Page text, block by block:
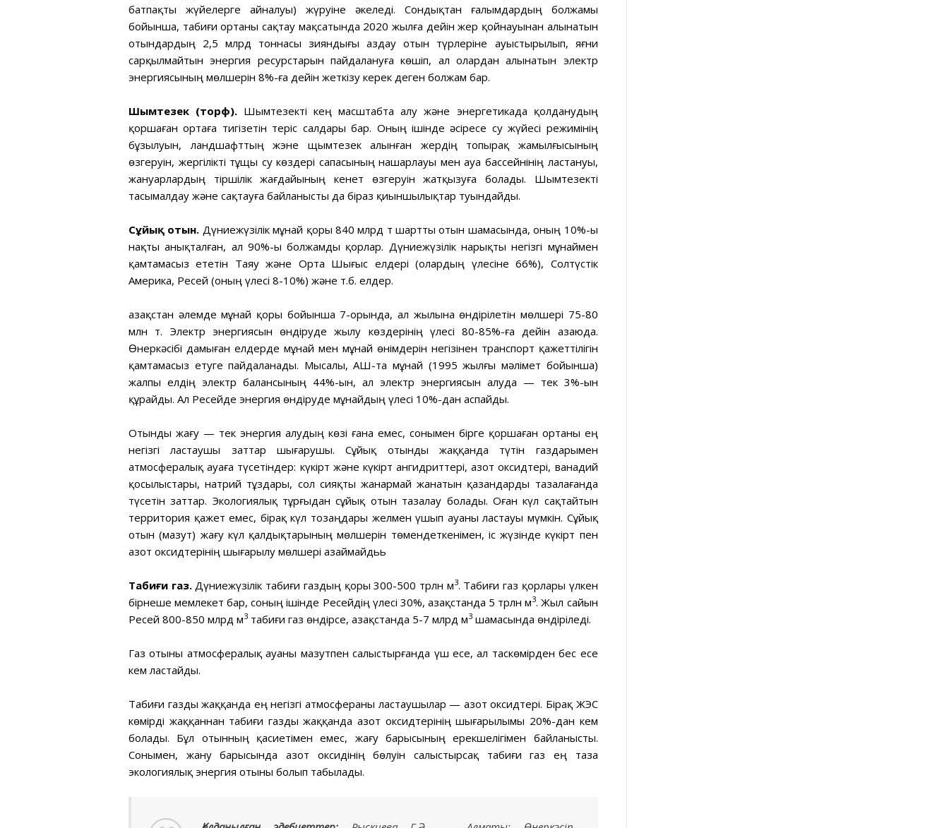
батпақты жүйелерге айналуы) жүруіне әкеледі. Сондықтан ғалымдардың болжамы
бойынша, табиғи ортаны сақтау мақсатында 2020 жылға дейін жер қойнауынан алынатын
отындардың 2,5 млрд тоннасы зияндығы аздау отын түрлеріне ауыстырылып, яғни
сарқылмайтын энергия ресурстарын пайдалануға көшіп, ал олардан алынатын электр
энергиясының мөлшерін 8%-ға дейін жеткізу керек деген болжам бар.
Шымтезек (торф). Шымтезекті кең масштабта алу және энергетикада қолданудың
қоршаған ортаға тигізетін теріс салдары бар. Оның ішінде әсіресе су жүйесі режимінің
бұзылуын, ландшафттың жэне щымтезек алынған жердің топырақ жамылғысының
өзгеруін, жергілікті тұщы су көздері сапасының нашарлауы мен ауа бассейнінің ластануы,
жануарлардың тіршілік жағдайының кенет өзгеруін жатқызуға болады. Шымтезекті
тасымалдау және сақтауға байланысты да біраз қиыншылықтар туындайды.
Сұйық отын. Дүниежүзілік мұнай қоры 840 млрд т шартты отын шамасында, оның 10%-ы
нақты анықталған, ал 90%-ы болжамды қорлар. Дүниежүзілік нарықты негізгі мұнаймен
қамтамасыз ететін Таяу және Орта Шығыс елдері (олардың үлесіне 66%), Солтүстік
Америка, Ресей (оның үлесі 8-10%) және т.б. елдер.
Қазақстан әлемде мұнай қоры бойынша 7-орында, ал жылына өндірілетін мөлшері 75-80
млн т. Электр энергиясын өндіруде жылу көздерінің үлесі 80-85%-ға дейін азаюда.
Өнеркәсібі дамыған елдерде мұнай мен мұнай өнімдерін негізінен транспорт қажеттілігін
қамтамасыз етуге пайдаланады. Мысалы, АҚШ-та мұнай (1995 жылғы мәлімет бойынша)
жалпы елдің электр балансының 44%-ын, ал электр энергиясын алуда — тек 3%-ын
құрайды. Ал Ресейде энергия өндіруде мұнайдың үлесі 10%-дан аспайды.
Отынды жағу — тек энергия алудың көзі ғана емес, сонымен бірге қоршаған ортаны ең
негізгі ластаушы заттар шығарушы. Сұйық отынды жаққанда түтін газдарымен
атмосфералық ауаға түсетіндер: күкірт және күкірт ангидриттері, азот оксидтері, ванадий
қосылыстары, натрий тұздары, сол сияқты жанармай жанатын қазандарды тазалағанда
түсетін заттар. Экологиялық тұрғыдан сұйық отын тазалау болады. Оған күл сақтайтын
территория қажет емес, бірақ күл тозаңдары желмен үшып ауаны ластауы мүмкін. Сұйық
отын (мазут) жағу күл қалдықтарының мөлшерін төмендеткенімен, іс жүзінде күкірт пен
азот оксидтерінің шығарылу мөлшері азаймайдьь
Табиғи газ.Дүниежүзілік табиғи газдың қоры 300-500 трлн м3. Табиғи газ қорлары үлкен
бірнеше мемлекет бар, соның ішінде Ресейдің үлесі 30%, Қазақстанда 5 трлн м3. Жыл сайын
Ресей 800-850 млрд м3 табиғи газ өндірсе, Қазақстанда 5-7 млрд м3 шамасында өндіріледі.
Газ отыны атмосфералық ауаны мазутпен салыстырғанда үш есе, ал таскөмірден бес есе
кем ластайды.
Табиғи газды жаққанда ең негізгі атмосфераны ластаушылар — азот оксидтері. Бірақ ЖЭС
көмірді жаққаннан табиғи газды жаққанда азот оксидтерінің шығарылымы 20%-дан кем
болады. Бұл отынның қасиетімен емес, жағу барысының ерекшелігімен байланысты.
Сонымен, жану барысында азот оксидінің бөлуін салыстырсақ табиғи газ ең таза
экологиялық энергия отыны болып табылады.